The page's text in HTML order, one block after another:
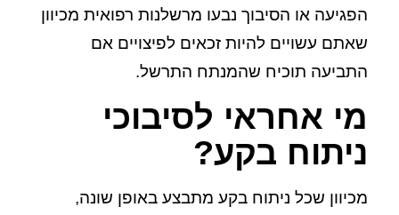
הפגיעה או הסיבוך נבעו מרשלנות רפואית מכיוון
שאתם עשויים להיות זכאים לפיצויים אם
התביעה תוכיח שהמנתח התרשל.
מי אחראי לסיבוכי
ניתוח בקע?
מכיוון שכל ניתוח בקע מתבצע באופן שונה,